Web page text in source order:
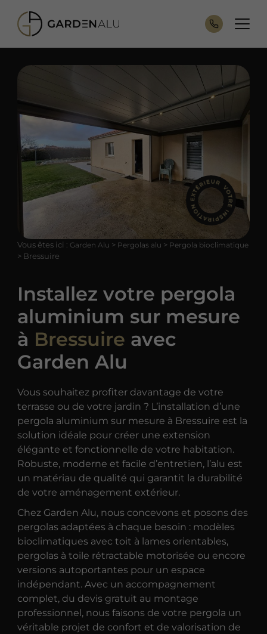
Vous êtes ici : Garden Alu > Pergolas alu > Pergola bioclimatique
> Bressuire
Installez votre pergola
aluminium sur mesure
à Bressuire avec
Garden Alu
Vous souhaitez profiter davantage de votre
terrasse ou de votre jardin ? L’installation d’une
pergola aluminium sur mesure à Bressuire est la
solution idéale pour créer une extension
élégante et fonctionnelle de votre habitation.
Robuste, moderne et facile d’entretien, l’alu est
un matériau de qualité qui garantit la durabilité
de votre aménagement extérieur.
Chez Garden Alu, nous concevons et posons des
pergolas adaptées à chaque besoin : modèles
bioclimatiques avec toit à lames orientables,
pergolas à toile rétractable motorisée ou encore
versions autoportantes pour un espace
indépendant. Avec un accompagnement
complet, du devis gratuit au montage
professionnel, nous faisons de votre pergola un
véritable projet de confort et de valorisation de